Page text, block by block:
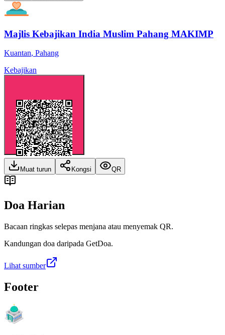
Majlis Kebajikan India Muslim Pahang MAKIMP
Kuantan, Pahang
Kebajikan
Muat turun Kongsi QR
Doa Harian
Bacaan ringkas selepas menjana atau menyemak QR.
Kandungan doa daripada GetDoa.
Lihat sumber
Footer